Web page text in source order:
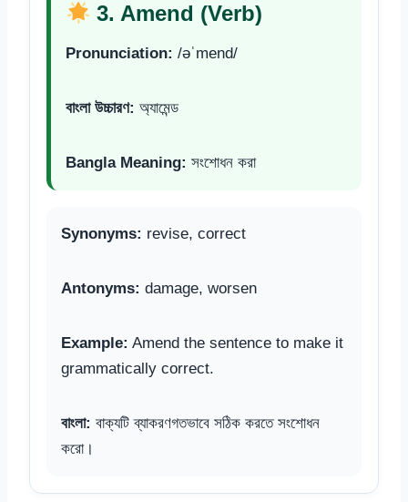
3. Amend (Verb)
Pronunciation: /əˈmend/
বাংলা উচ্চারণ: অ্যামেন্ড
Bangla Meaning: সংশোধন করা
Synonyms: revise, correct
Antonyms: damage, worsen
Example: Amend the sentence to make it
grammatically correct.
বাংলা: বাক্যটি ব্যাকরণগতভাবে সঠিক করতে সংশোধন
করো।